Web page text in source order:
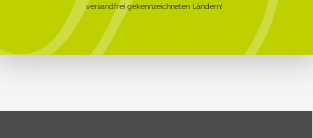
versandfrei gekennzeichneten Ländern!